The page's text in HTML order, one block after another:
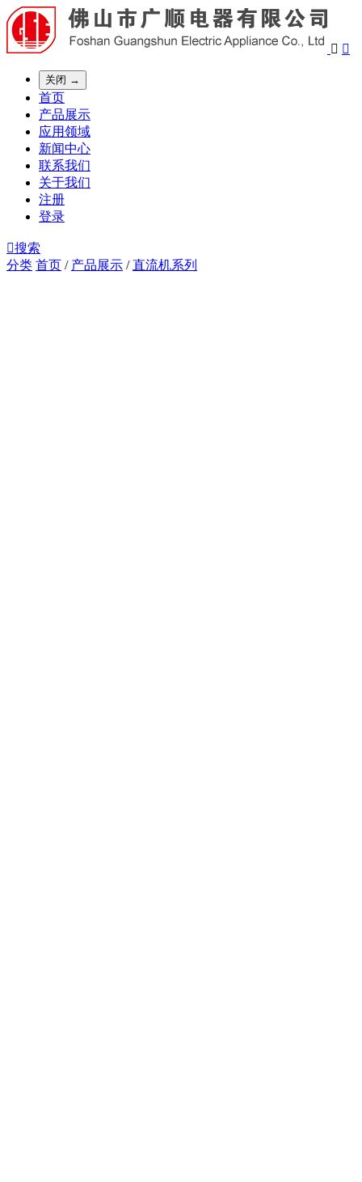
 
关闭 →
首页
产品展示
应用领域
新闻中心
联系我们
关于我们
注册
登录
搜索
分类 首页 / 产品展示 /直流机系列